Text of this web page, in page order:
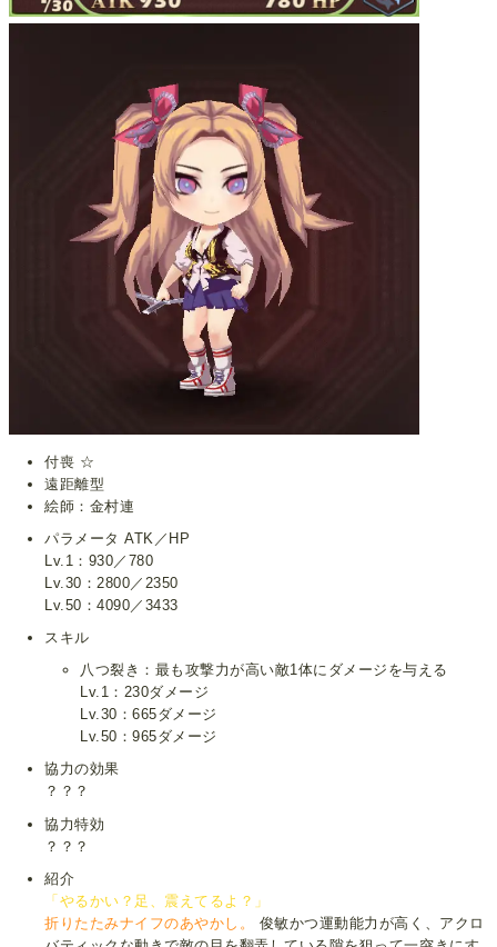
付喪 ☆
遠距離型
絵師：金村連
パラメータ ATK／HP
Lv.1：930／780
Lv.30：2800／2350
Lv.50：4090／3433
スキル
八つ裂き：最も攻撃力が高い敵1体にダメージを与える
Lv.1：230ダメージ
Lv.30：665ダメージ
Lv.50：965ダメージ
協力の効果
？？？
協力特効
？？？
紹介
「やるかい？足、震えてるよ？」
折りたたみナイフのあやかし。 俊敏かつ運動能力が高く、アクロ